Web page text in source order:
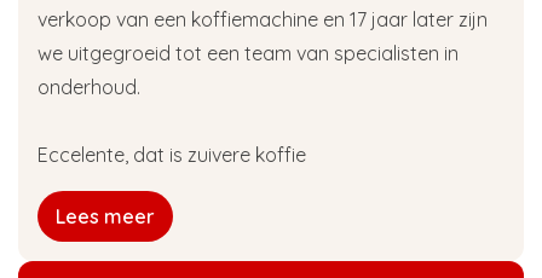
verkoop van een koffiemachine en 17 jaar later zijn
we uitgegroeid tot een team van specialisten in
onderhoud.
Eccelente, dat is zuivere koffie
Lees meer